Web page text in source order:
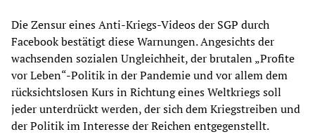
Die Zensur eines Anti-Kriegs-Videos der SGP durch
Facebook bestätigt diese Warnungen. Angesichts der
wachsenden sozialen Ungleichheit, der brutalen „Profite
vor Leben“-Politik in der Pandemie und vor allem dem
rücksichtslosen Kurs in Richtung eines Weltkriegs soll
jeder unterdrückt werden, der sich dem Kriegstreiben und
der Politik im Interesse der Reichen entgegenstellt.